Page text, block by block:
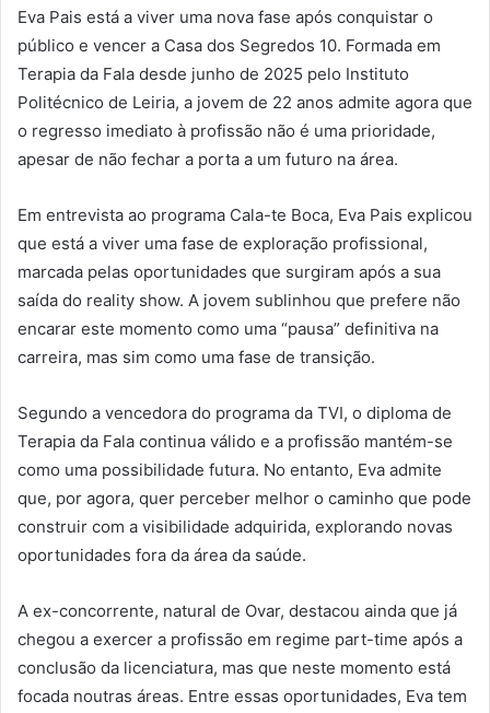
Eva Pais está a viver uma nova fase após conquistar o
público e vencer a Casa dos Segredos 10. Formada em
Terapia da Fala desde junho de 2025 pelo Instituto
Politécnico de Leiria, a jovem de 22 anos admite agora que
o regresso imediato à profissão não é uma prioridade,
apesar de não fechar a porta a um futuro na área.
Em entrevista ao programa Cala-te Boca, Eva Pais explicou
que está a viver uma fase de exploração profissional,
marcada pelas oportunidades que surgiram após a sua
saída do reality show. A jovem sublinhou que prefere não
encarar este momento como uma “pausa” definitiva na
carreira, mas sim como uma fase de transição.
Segundo a vencedora do programa da TVI, o diploma de
Terapia da Fala continua válido e a profissão mantém-se
como uma possibilidade futura. No entanto, Eva admite
que, por agora, quer perceber melhor o caminho que pode
construir com a visibilidade adquirida, explorando novas
oportunidades fora da área da saúde.
A ex-concorrente, natural de Ovar, destacou ainda que já
chegou a exercer a profissão em regime part-time após a
conclusão da licenciatura, mas que neste momento está
focada noutras áreas. Entre essas oportunidades, Eva tem